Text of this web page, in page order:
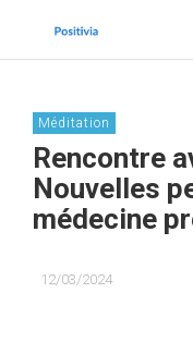
Méditation
Rencontre
Nouvelles
médecine
12/03/2024